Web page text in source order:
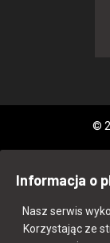
©
Informacja o
Nasz serwis
Korzystając ze